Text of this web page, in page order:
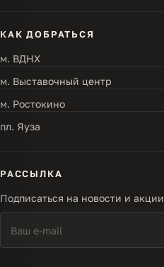
КАК ДОБРАТЬСЯ
м. ВДНХ
м. Выставочный центр
м. Ростокино
пл. Яуза
РАССЫЛКА
Подписаться на новости и акции